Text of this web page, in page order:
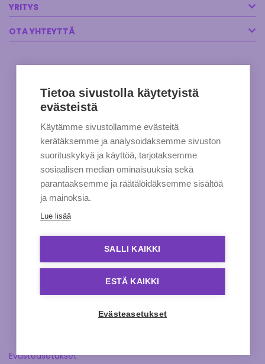
YRITYS
OTA YHTEYTTÄ
Evästeasetukset
Tietoa sivustolla käytetyistä
evästeistä
Käytämme sivustollamme evästeitä
kerätäksemme ja analysoidaksemme sivuston
suorituskykyä ja käyttöä, tarjotaksemme
sosiaalisen median ominaisuuksia sekä
parantaaksemme ja räätälöidäksemme sisältöä
ja mainoksia.
Lue lisää
SALLI KAIKKI
ESTÄ KAIKKI
Evästeasetukset